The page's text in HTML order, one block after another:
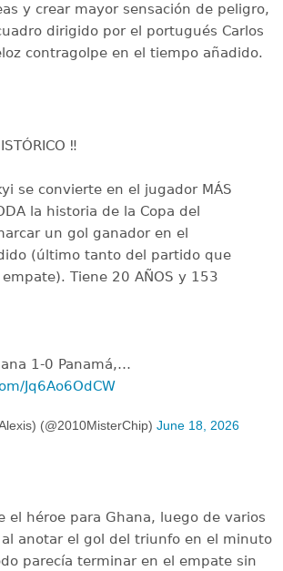
y crear mayor sensación de peligro,
dirigido por el portugués Carlos
contragolpe en el tiempo añadido.
‼️
se convierte en el jugador MÁS
la historia de la Copa del
un gol ganador en el
(último tanto del partido que
Tiene 20 AÑOS y 153
1-0 Panamá,…
Jq6Ao6OdCW
(@2010MisterChip) June 18, 2026
el héroe para Ghana, luego de varios
anotar el gol del triunfo en el minuto
parecía terminar en el empate sin